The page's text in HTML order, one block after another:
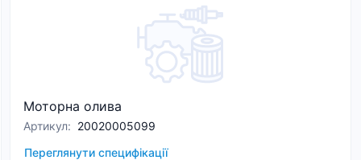
Моторна олива
Артикул: 20020005099
Переглянути специфікації